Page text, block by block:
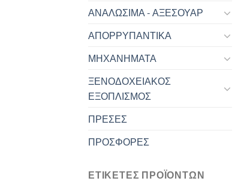
ΑΝΑΛΩΣΙΜΑ - ΑΞΕΣΟΥΑΡ
ΑΠΟΡΡΥΠΑΝΤΙΚΑ
ΜΗΧΑΝΗΜΑΤΑ
ΞΕΝΟΔΟΧΕΙΑΚΟΣ
ΕΞΟΠΛΙΣΜΟΣ
ΠΡΕΣΕΣ
ΠΡΟΣΦΟΡΕΣ
ΕΤΙΚΕΤΕΣ ΠΡΟΪΟΝΤΩΝ